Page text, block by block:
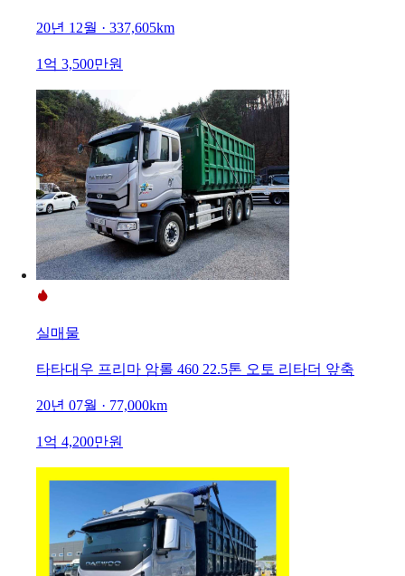
20년 12월 · 337,605km
1억 3,500만원
실매물
타타대우 프리마 암롤 460 22.5톤 오토 리타더 앞축
20년 07월 · 77,000km
1억 4,200만원